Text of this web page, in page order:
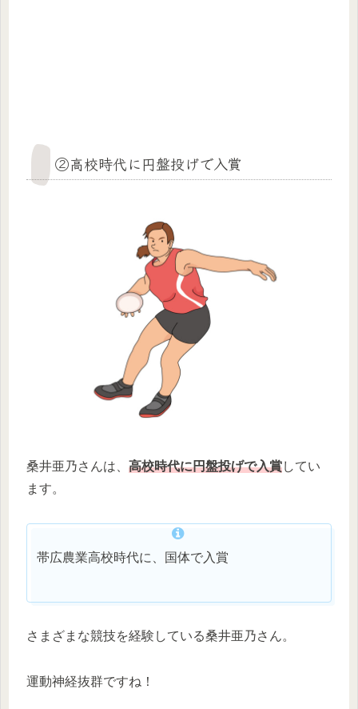
②高校時代に円盤投げで入賞
桑井亜乃さんは、 高校時代に円盤投げで入賞してい
ます。
帯広農業高校時代に、国体で入賞
さまざまな競技を経験している桑井亜乃さん。
運動神経抜群ですね！